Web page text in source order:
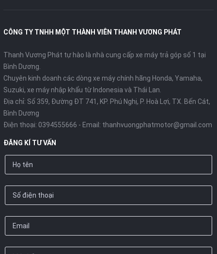
CÔNG TY TNHH MỘT THÀNH VIÊN THANH VƯƠNG PHÁT
Thanh Vương Phát tự hào là nhà cung cấp xe máy trả góp số 1 tại
Bình Dương.
Chuyên kinh doanh các dòng xe máy chính hãng Honda, Yamaha,
Suzuki, xe máy nhập khẩu từ Indonesia và Thái Lan.
Địa chỉ: Số 359, Đường ĐT 741, KP. Phú Nghị, P. Hoà Lợi, TX. Bến Cát,
Bình Dương
Điện thoại: 0394555666 - Email: thanhvuongphatmotor@gmail.com
ĐĂNG KÍ TƯ VẤN